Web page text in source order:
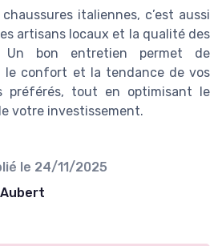
italiennes, c’est aussi
artisans locaux et la qualité des
Un bon entretien permet de
le confort et la tendance de vos
préférés, tout en optimisant le
votre investissement.
le 24/11/2025